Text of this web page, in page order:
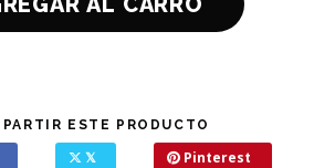
ESTE PRODUCTO
𝕏 Pinterest